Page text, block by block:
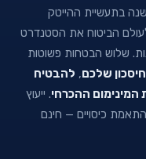
נוסדה ע״י זאב יופה לאחר 40+ שנה בתעשיית ההייטק
הביטוח את הסטנדרט
שלוש הבטחות פשוטות
שלכם, להבטיח
ההכרחי. ייעוץ
כיסויים — חינם